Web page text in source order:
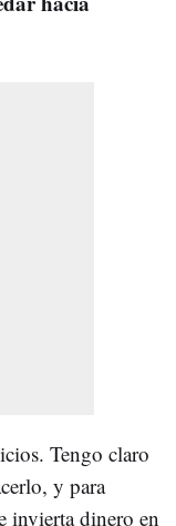
Tengo claro
y para
invierta dinero en